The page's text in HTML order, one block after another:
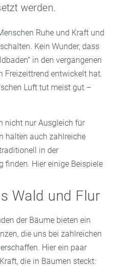
werden.
Ruhe und Kraft und
Kein Wunder, dass
in den vergangenen
Freizeittrend entwickelt hat.
Luft tut meist gut –
nicht nur Ausgleich für
halten auch zahlreiche
in der
finden. Hier einige Beispiele
Wald und Flur
der Bäume bieten ein
die uns bei zahlreichen
Hier ein paar
die in Bäumen steckt: